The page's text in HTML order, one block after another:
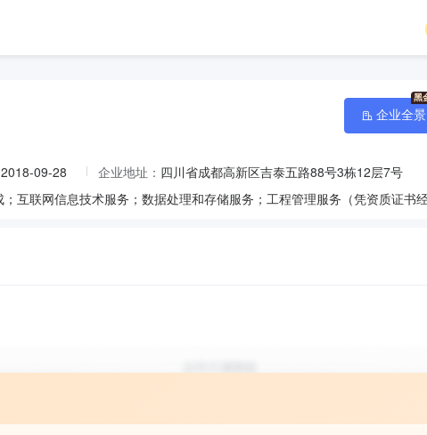
2018-09-28 企业地址： 四川省成都高新区吉泰五路88号3栋12层7号
企业全景